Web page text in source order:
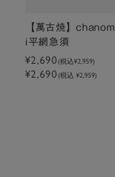
【萬古焼】chanom
i平網急須
¥2,690(税込¥2,959)
¥2,690(税込 ¥2,959)